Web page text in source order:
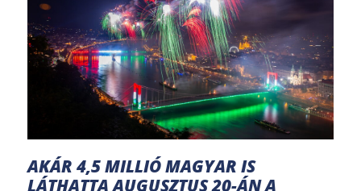
AKÁR 4,5 MILLIÓ MAGYAR IS
LÁTHATTA AUGUSZTUS 20-ÁN A